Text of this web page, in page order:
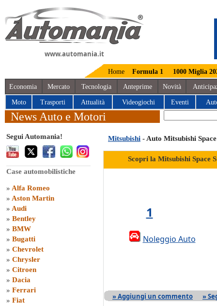
www.automania.it
Home Formula 1 1000 Miglia
Economia Mercato Tecnologia Anteprime Novità
Moto Trasporti Attualità Videogiochi Eventi
News Auto e Motori
Segui Automania!
Case automobilistiche
» Alfa Romeo
» Aston Martin
» Audi
» Bentley
» BMW
» Bugatti
» Chevrolet
» Chrysler
» Citroen
» Dacia
» Ferrari
» Fiat
Mitsubishi - Auto Mitsubishi
Scopri la Mitsubishi Space
1
Noleggio Auto
» Aggiungi un commento »